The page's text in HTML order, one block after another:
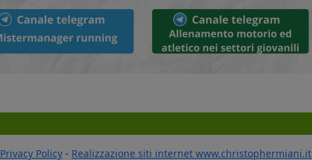
Privacy Policy - Realizzazione siti internet www.christophermiani.it